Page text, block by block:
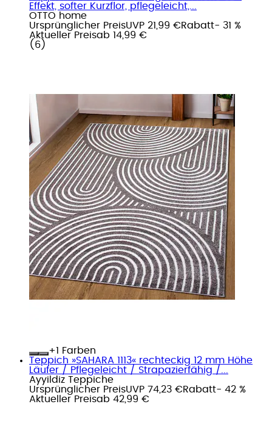
Effekt, softer Kurzflor, pflegeleicht,...
OTTO home
Ursprünglicher PreisUVP 21,99 €Rabatt- 31 %
Aktueller Preisab 14,99 €
( 6 )
+
Farben
Teppich »SAHARA 1113« rechteckig 12 mm Höhe
Läufer / Pflegeleicht / Strapazierfähig /...
Ayyildiz Teppiche
Ursprünglicher PreisUVP 74,23 €Rabatt- 42 %
Aktueller Preisab 42,99 €